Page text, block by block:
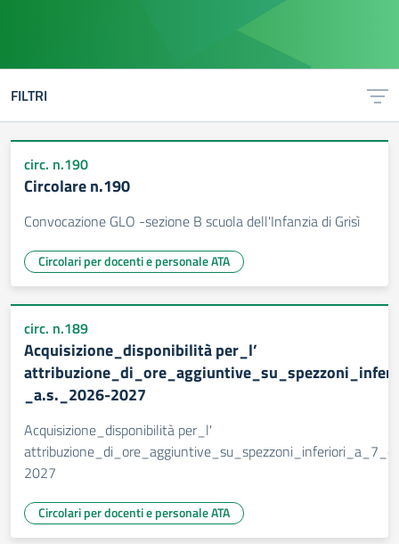
FILTRI
circ. n.190
Circolare n.190
Convocazione GLO -sezione B scuola dell'Infanzia di Grisì
Circolari per docenti e personale ATA
circ. n.189
Acquisizione_disponibilità per_l’
_a.s._2026-2027
Acquisizione_disponibilità per_l'
2027
Circolari per docenti e personale ATA